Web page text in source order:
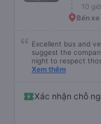
10
Bến xe
Excellent bus and
suggest the
night to respect
please display the
quy định rõ ràng về
để tránh làm phiền
khẩu Wi-Fi trong
Xem thêm
Xác nhận chỗ